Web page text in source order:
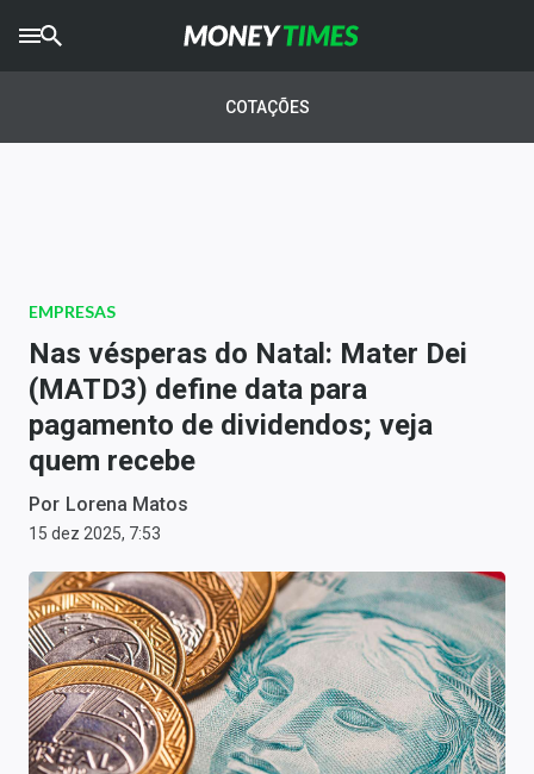
AGROTIMES
Newsletters
Money Trader
Anuncie
Últimas Notícias
Cotações
Comprar ou vender?
Carteiras Recomendadas
Central de Dividendos
COTAÇÕES
EMPRESAS
Nas vésperas do Natal: Mater Dei
(MATD3) define data para
pagamento de dividendos; veja
quem recebe
Por Lorena Matos
15 dez 2025, 7:53